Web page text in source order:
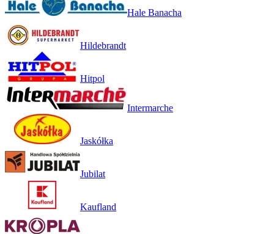
Hale Banacha
Hildebrandt
Hitpol
Intermarche
Jaskółka
Jubilat
Kaufland